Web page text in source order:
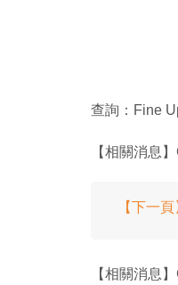
查詢：Fine
【相關消息
【下一頁
【相關消息